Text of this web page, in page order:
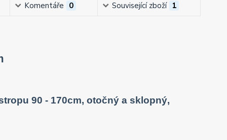
Komentáře 0 Související zboží 1
90 - 170cm, otočný a sklopný,